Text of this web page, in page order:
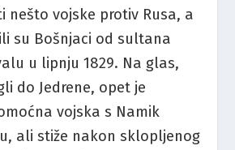
nešto vojske protiv Rusa, a
su Bošnjaci od sultana
u lipnju 1829. Na glas,
do Jedrene, opet je
vojska s Namik
ali stiže nakon sklopljenog